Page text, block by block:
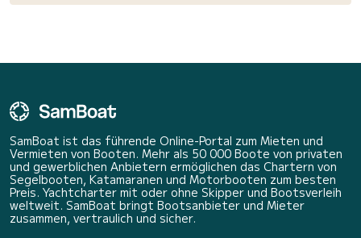
SamBoat ist das führende Online-Portal zum Mieten und
Vermieten von Booten. Mehr als 50 000 Boote von privaten
und gewerblichen Anbietern ermöglichen das Chartern von
Segelbooten, Katamaranen und Motorbooten zum besten
Preis. Yachtcharter mit oder ohne Skipper und Bootsverleih
weltweit. SamBoat bringt Bootsanbieter und Mieter
zusammen, vertraulich und sicher.